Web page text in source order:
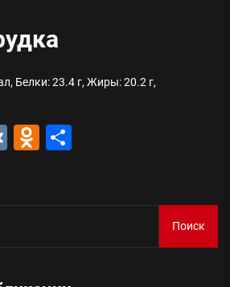
Белки: 23.4 г, Жиры: 20.2 г,
VK Odnoklassniki
Поиск